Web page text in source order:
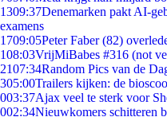
1309:37Denemarken pakt AI-
examens
1709:05Peter Faber (82)
108:03VrijMiBabes #316 (not
2107:34Random Pics van de
305:00Trailers kijken: de
003:37Ajax veel te sterk voor
002:34Nieuwkomers schitteren